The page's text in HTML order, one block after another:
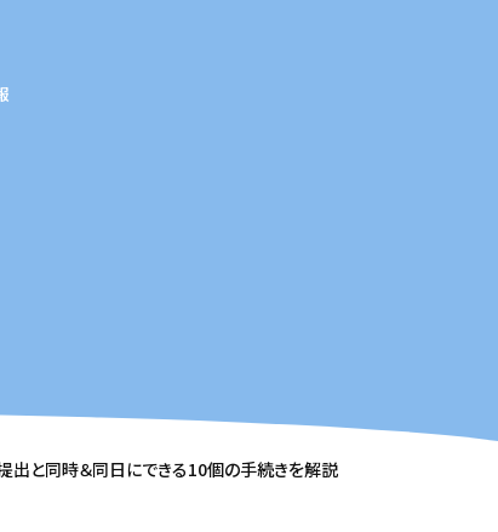
出と同時＆同日にできる10個の手続きを解説